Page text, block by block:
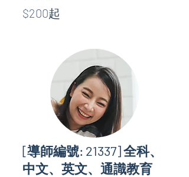
起
$200起
[導師編號: 21337] 全科、
中文、英文、通識教育